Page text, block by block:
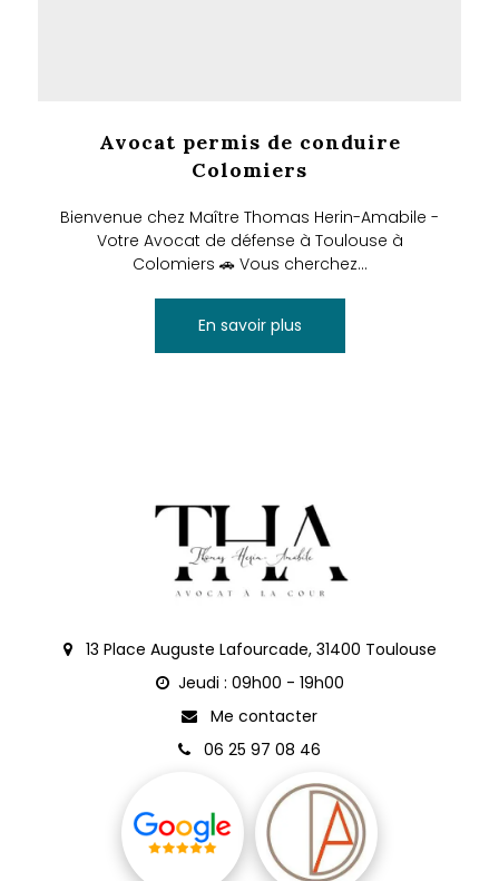
Avocat permis de conduire
Colomiers
Bienvenue chez Maître Thomas Herin-Amabile -
Votre Avocat de défense à Toulouse à
Colomiers 🚗 Vous cherchez...
En savoir plus
13 Place Auguste Lafourcade, 31400 Toulouse
Jeudi : 09h00 - 19h00
Me contacter
06 25 97 08 46